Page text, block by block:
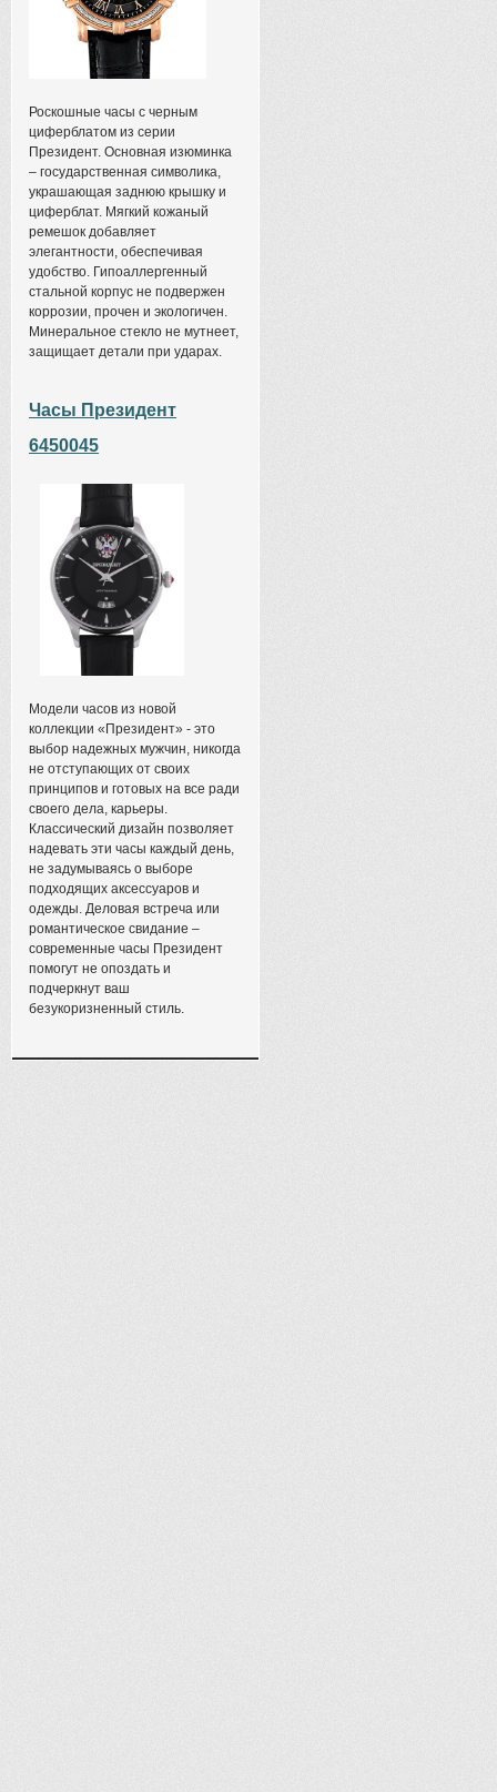
Роскошные часы с черным
циферблатом из серии
Президент. Основная изюминка
– государственная символика,
украшающая заднюю крышку и
циферблат. Мягкий кожаный
ремешок добавляет
элегантности, обеспечивая
удобство. Гипоаллергенный
стальной корпус не подвержен
коррозии, прочен и экологичен.
Минеральное стекло не мутнеет,
защищает детали при ударах.
Часы Президент
6450045
Модели часов из новой
коллекции «Президент» - это
выбор надежных мужчин, никогда
не отступающих от своих
принципов и готовых на все ради
своего дела, карьеры.
Классический дизайн позволяет
надевать эти часы каждый день,
не задумываясь о выборе
подходящих аксессуаров и
одежды. Деловая встреча или
романтическое свидание –
современные часы Президент
помогут не опоздать и
подчеркнут ваш
безукоризненный стиль.